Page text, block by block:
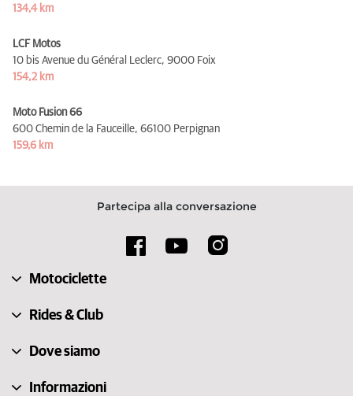
134,4 km
LCF Motos
10 bis Avenue du Général Leclerc, 9000 Foix
154,2 km
Moto Fusion 66
600 Chemin de la Fauceille, 66100 Perpignan
159,6 km
Partecipa alla conversazione
Motociclette
Rides & Club
Dove siamo
Informazioni